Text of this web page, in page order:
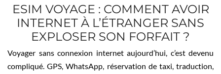
ESIM VOYAGE : COMMENT AVOIR
INTERNET À L’ÉTRANGER SANS
EXPLOSER SON FORFAIT ?
Voyager sans connexion internet aujourd’hui, c’est devenu
compliqué. GPS, WhatsApp, réservation de taxi, traduction,